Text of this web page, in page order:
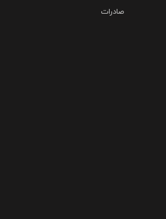
صادرات